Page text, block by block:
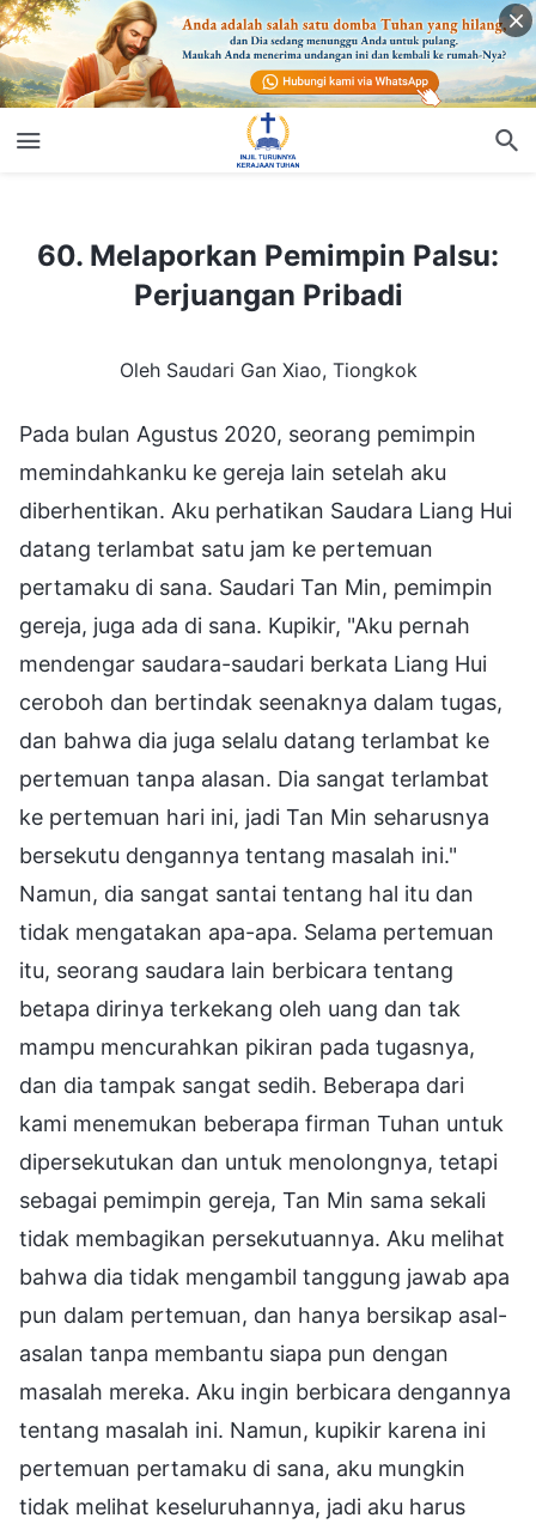
60. Melaporkan Pemimpin Palsu: Perjuangan Pribadi
60. Melaporkan Pemimpin Palsu:
Perjuangan Pribadi
Oleh Saudari Gan Xiao, Tiongkok
Pada bulan Agustus 2020, seorang pemimpin
memindahkanku ke gereja lain setelah aku
diberhentikan. Aku perhatikan Saudara Liang Hui
datang terlambat satu jam ke pertemuan
pertamaku di sana. Saudari Tan Min, pemimpin
gereja, juga ada di sana. Kupikir, "Aku pernah
mendengar saudara-saudari berkata Liang Hui
ceroboh dan bertindak seenaknya dalam tugas,
dan bahwa dia juga selalu datang terlambat ke
pertemuan tanpa alasan. Dia sangat terlambat
ke pertemuan hari ini, jadi Tan Min seharusnya
bersekutu dengannya tentang masalah ini."
Namun, dia sangat santai tentang hal itu dan
tidak mengatakan apa-apa. Selama pertemuan
itu, seorang saudara lain berbicara tentang
betapa dirinya terkekang oleh uang dan tak
mampu mencurahkan pikiran pada tugasnya,
dan dia tampak sangat sedih. Beberapa dari
kami menemukan beberapa firman Tuhan untuk
dipersekutukan dan untuk menolongnya, tetapi
sebagai pemimpin gereja, Tan Min sama sekali
tidak membagikan persekutuannya. Aku melihat
bahwa dia tidak mengambil tanggung jawab apa
pun dalam pertemuan, dan hanya bersikap asal-
asalan tanpa membantu siapa pun dengan
masalah mereka. Aku ingin berbicara dengannya
tentang masalah ini. Namun, kupikir karena ini
pertemuan pertamaku di sana, aku mungkin
tidak melihat keseluruhannya, jadi aku harus